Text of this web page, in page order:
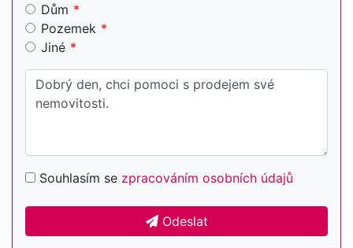
Dům
Pozemek
Jiné
Souhlasím se zpracováním osobních údajů
Odeslat